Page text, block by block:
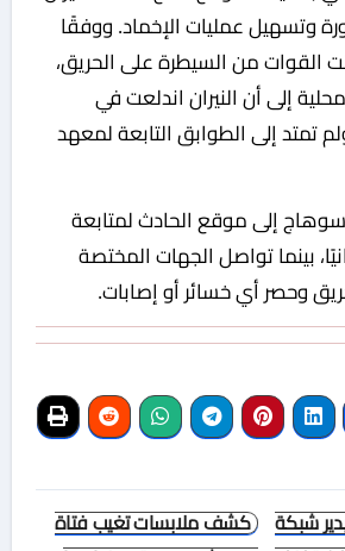
وتسهيل عمليات الإخماد. ووفقًا
القوات من السيطرة على الحريق،
إلى أن النيران اندلعت في
تمتد إلى الطوابق التابعة لمعهد
إلى موقع الحادث لمتابعة
بينما تواصل الجهات المختصة
وحصر أي خسائر أو إصابات.
كشف ملابسات تغيب فتاة
شبكة